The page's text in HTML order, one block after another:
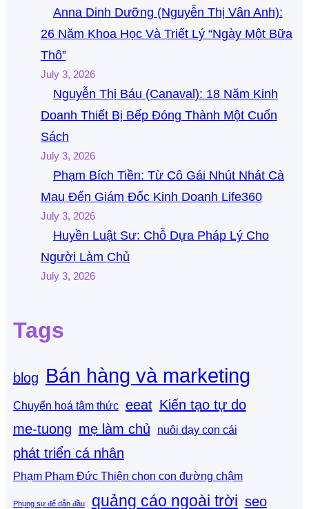
Anna Dinh Dưỡng (Nguyễn Thị Vân Anh):
26 Năm Khoa Học Và Triết Lý “Ngày Một Bữa
Thô”
July 3, 2026
Nguyễn Thị Báu (Canaval): 18 Năm Kinh
Doanh Thiết Bị Bếp Đóng Thành Một Cuốn
Sách
July 3, 2026
Phạm Bích Tiền: Từ Cô Gái Nhút Nhát Cà
Mau Đến Giám Đốc Kinh Doanh Life360
July 3, 2026
Huyền Luật Sư: Chỗ Dựa Pháp Lý Cho
Người Làm Chủ
July 3, 2026
Tags
blog Bán hàng và marketing
Chuyển hoá tâm thức eeat Kiến tạo tự do
me-tuong mẹ làm chủ nuôi dạy con cái
phát triển cá nhân
Phạm Phạm Đức Thiện chọn con đường chậm
Phụng sự để dẫn đầu quảng cáo ngoài trời seo